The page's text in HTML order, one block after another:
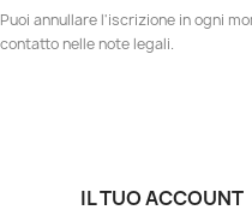
Puoi annullare l'iscrizione in ogni
contatto nelle note legali.
IL TUO ACCOUNT